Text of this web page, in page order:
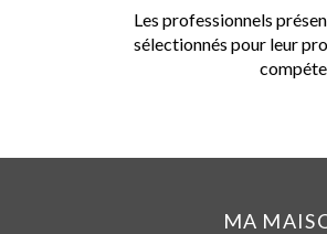
Les professionnels
sélectionnés pour leur
MA